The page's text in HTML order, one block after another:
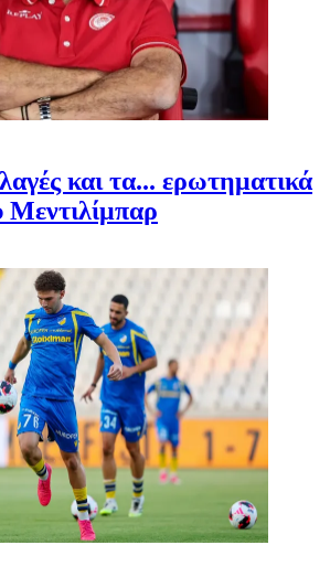
και τα... ερωτηματικά
Μεντιλίμπαρ